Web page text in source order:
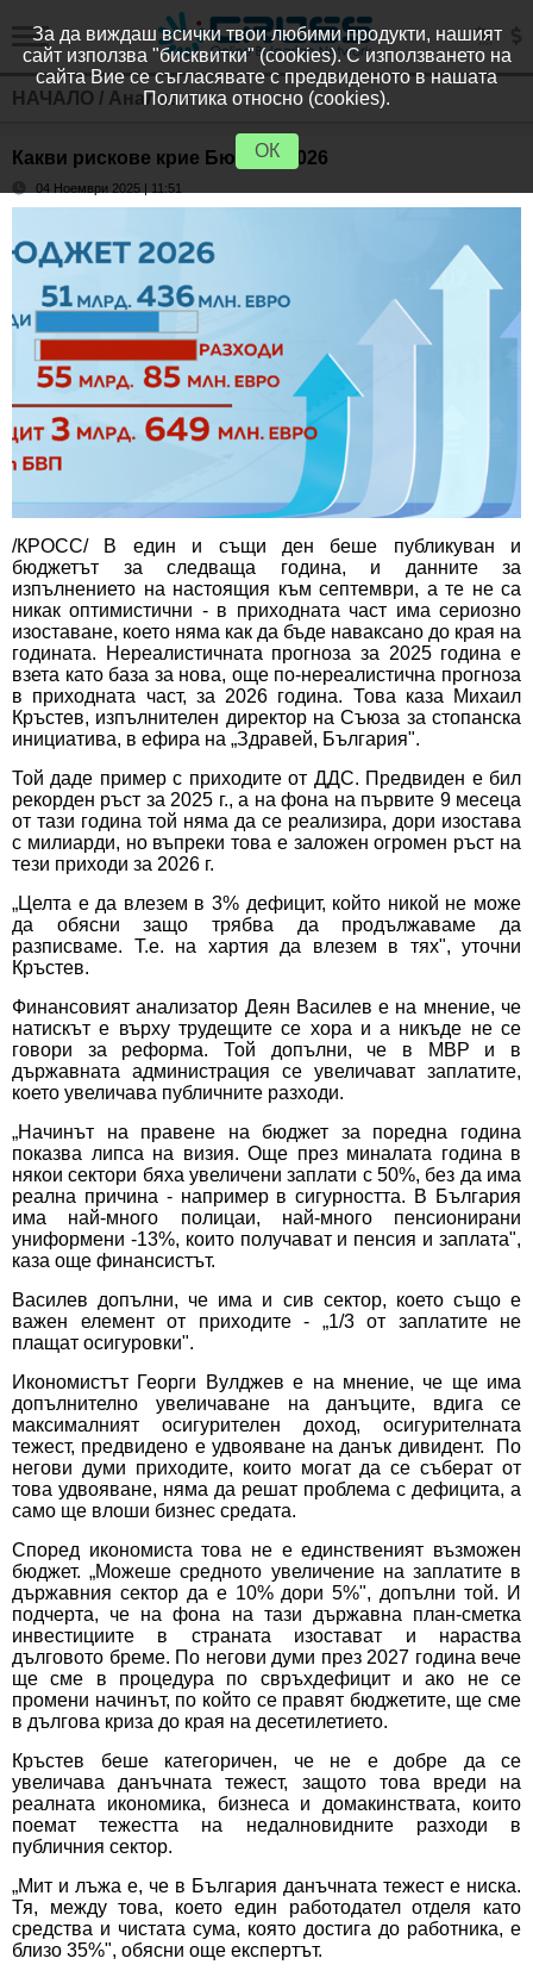
НАЧАЛО / Анализи
Какви рискове крие Бюджет 2026
04 Ноември 2025 | 11:51
/КРОСС/ В един и същи ден беше публикуван и
бюджетът за следваща година, и данните за
изпълнението на настоящия към септември, а те не са
никак оптимистични - в приходната част има сериозно
изоставане, което няма как да бъде наваксано до края на
годината. Нереалистичната прогноза за 2025 година е
взета като база за нова, още по-нереалистична прогноза
в приходната част, за 2026 година. Това каза Михаил
Кръстев, изпълнителен директор на Съюза за стопанска
инициатива, в ефира на „Здравей, България".
Той даде пример с приходите от ДДС. Предвиден е бил
рекорден ръст за 2025 г., а на фона на първите 9 месеца
от тази година той няма да се реализира, дори изостава
с милиарди, но въпреки това е заложен огромен ръст на
тези приходи за 2026 г.
„Целта е да влезем в 3% дефицит, който никой не може
да обясни защо трябва да продължаваме да
разписваме. Т.е. на хартия да влезем в тях", уточни
Кръстев.
Финансовият анализатор Деян Василев е на мнение, че
натискът е върху трудещите се хора и а никъде не се
говори за реформа. Той допълни, че в МВР и в
държавната администрация се увеличават заплатите,
което увеличава публичните разходи.
„Начинът на правене на бюджет за поредна година
показва липса на визия. Още през миналата година в
някои сектори бяха увеличени заплати с 50%, без да има
реална причина - например в сигурността. В България
има най-много полицаи, най-много пенсионирани
униформени -13%, които получават и пенсия и заплата",
каза още финансистът.
Василев допълни, че има и сив сектор, което също е
важен елемент от приходите - „1/3 от заплатите не
плащат осигуровки".
Икономистът Георги Вулджев е на мнение, че ще има
допълнително увеличаване на данъците, вдига се
максималният осигурителен доход, осигурителната
тежест, предвидено е удвояване на данък дивидент. По
негови думи приходите, които могат да се съберат от
това удвояване, няма да решат проблема с дефицита, а
само ще влоши бизнес средата.
Според икономиста това не е единственият възможен
бюджет. „Можеше средното увеличение на заплатите в
държавния сектор да е 10% дори 5%", допълни той. И
подчерта, че на фона на тази държавна план-сметка
инвестициите в страната изостават и нараства
дълговото бреме. По негови думи през 2027 година вече
ще сме в процедура по свръхдефицит и ако не се
промени начинът, по който се правят бюджетите, ще сме
в дългова криза до края на десетилетието.
Кръстев беше категоричен, че не е добре да се
увеличава данъчната тежест, защото това вреди на
реалната икономика, бизнеса и домакинствата, които
поемат тежестта на недалновидните разходи в
публичния сектор.
„Мит и лъжа е, че в България данъчната тежест е ниска.
Тя, между това, което един работодател отделя като
средства и чистата сума, която достига до работника, е
близо 35%", обясни още експертът.
За да виждаш всички твои любими продукти, нашият
сайт използва "бисквитки" (cookies). С използването на
сайта Вие се съгласявате с предвиденото в нашата
Политика относно (cookies).
ОК